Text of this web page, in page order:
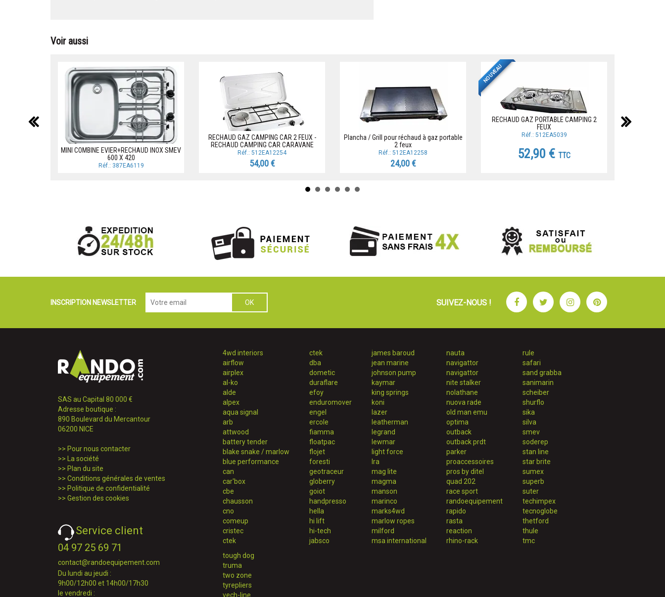
Voir aussi
MINI COMBINE EVIER+RECHAUD INOX SMEV
600 X 420
Réf.: 387EA6119
RECHAUD GAZ CAMPING CAR 2 FEUX -
RECHAUD CAMPING CAR CARAVANE
Réf.: 512EA12254
54,00 €
Plancha / Grill pour réchaud à gaz portable
2 feux
Réf.: 512EA12258
24,00 €
NOUVEAU
RECHAUD GAZ PORTABLE CAMPING 2
FEUX
Réf.: 512EA5039
52,90 € TTC
précédent
INSCRIPTION NEWSLETTER SUIVEZ-NOUS ! FacebookTwitterInstagramPinterest
SAS au Capital 80 000 €
Adresse boutique :
890 Boulevard du Mercantour
06200 NICE
>> Pour nous contacter
>> La société
>> Plan du site
>> Conditions générales de ventes
>> Politique de confidentialité
>> Gestion des cookies
Service client
04 97 25 69 71
contact@randoequipement.com
Du lundi au jeudi :
9h00/12h00 et 14h00/17h30
le vendredi :
4wd interiors
airflow
airplex
al-ko
alde
alpex
aqua signal
arb
attwood
battery tender
blake snake / marlow
blue performance
can
car'box
cbe
chausson
cno
comeup
cristec
ctek
ctek
dba
dometic
duraflare
efoy
enduromover
engel
ercole
fiamma
floatpac
flojet
foresti
geotraceur
globerry
goiot
handpresso
hella
hi lift
hi-tech
jabsco
james baroud
jean marine
johnson pump
kaymar
king springs
koni
lazer
leatherman
legrand
lewmar
light force
lra
mag lite
magma
manson
marinco
marks4wd
marlow ropes
milford
msa international
nauta
navigattor
navigattor
nite stalker
nolathane
nuova rade
old man emu
optima
outback
outback prdt
parker
proaccessoires
pros by ditel
quad 202
race sport
randoequipement
rapido
rasta
reaction
rhino-rack
rule
safari
sand grabba
sanimarin
scheiber
shurflo
sika
silva
smev
soderep
stan line
star brite
sumex
superb
suter
techimpex
tecnoglobe
thetford
thule
tmc
tough dog
truma
two zone
tyrepliers
vech-line